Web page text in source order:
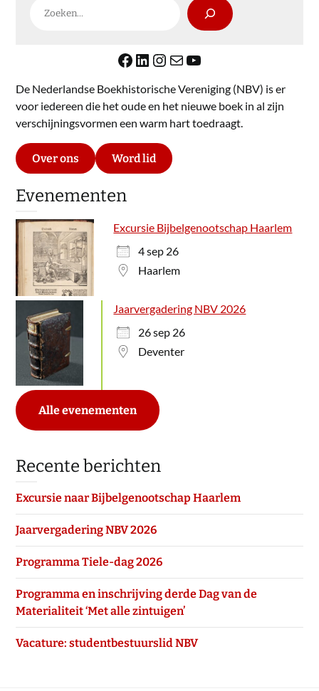
Facebook
LinkedIn
Instagram
E-mailYouTube
De Nederlandse Boekhistorische Vereniging (NBV) is er
voor iedereen die het oude en het nieuwe boek in al zijn
verschijningsvormen een warm hart toedraagt.
Over ons Word lid
Evenementen
Excursie Bijbelgenootschap Haarlem
4 sep 26
Haarlem
Jaarvergadering NBV 2026
26 sep 26
Deventer
Alle evenementen
Recente berichten
Excursie naar Bijbelgenootschap Haarlem
Jaarvergadering NBV 2026
Programma Tiele-dag 2026
Programma en inschrijving derde Dag van de
Materialiteit ‘Met alle zintuigen’
Vacature: studentbestuurslid NBV